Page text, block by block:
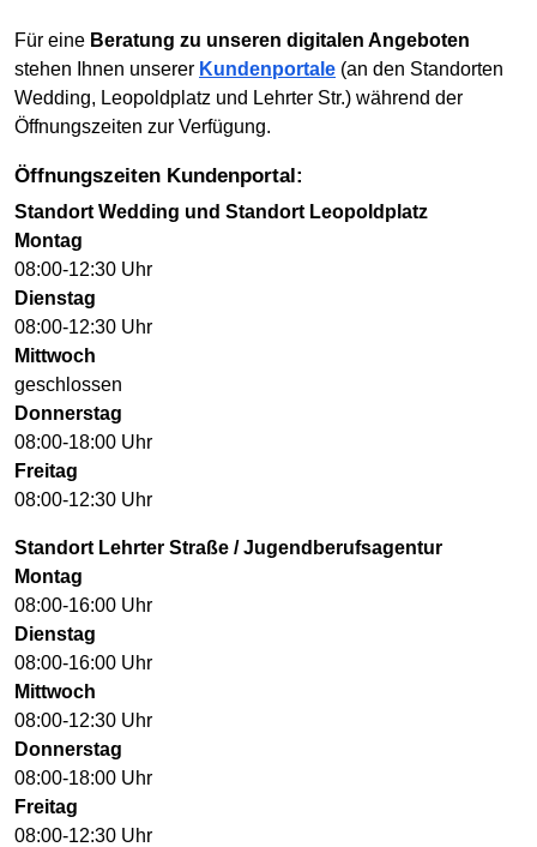
Für eine Beratung zu unseren digitalen Angeboten
stehen Ihnen unserer Kundenportale (an den Standorten
Wedding, Leopoldplatz und Lehrter Str.) während der
Öffnungszeiten zur Verfügung.
Öffnungszeiten Kundenportal:
Standort Wedding und Standort Leopoldplatz
Montag
08:00-12:30 Uhr
Dienstag
08:00-12:30 Uhr
Mittwoch
geschlossen
Donnerstag
08:00-18:00 Uhr
Freitag
08:00-12:30 Uhr
Standort Lehrter Straße / Jugendberufsagentur
Montag
08:00-16:00 Uhr
Dienstag
08:00-16:00 Uhr
Mittwoch
08:00-12:30 Uhr
Donnerstag
08:00-18:00 Uhr
Freitag
08:00-12:30 Uhr